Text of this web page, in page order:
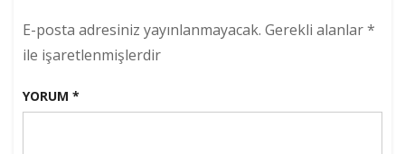
E-posta adresiniz yayınlanmayacak. Gerekli alanlar*
ile işaretlenmişlerdir
YORUM *